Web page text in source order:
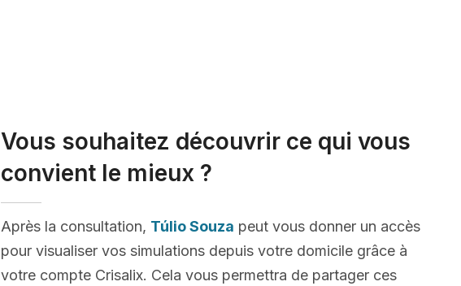
Vous souhaitez découvrir ce qui vous
convient le mieux ?
Après la consultation, Túlio Souza peut vous donner un accès
pour visualiser vos simulations depuis votre domicile grâce à
votre compte Crisalix. Cela vous permettra de partager ces